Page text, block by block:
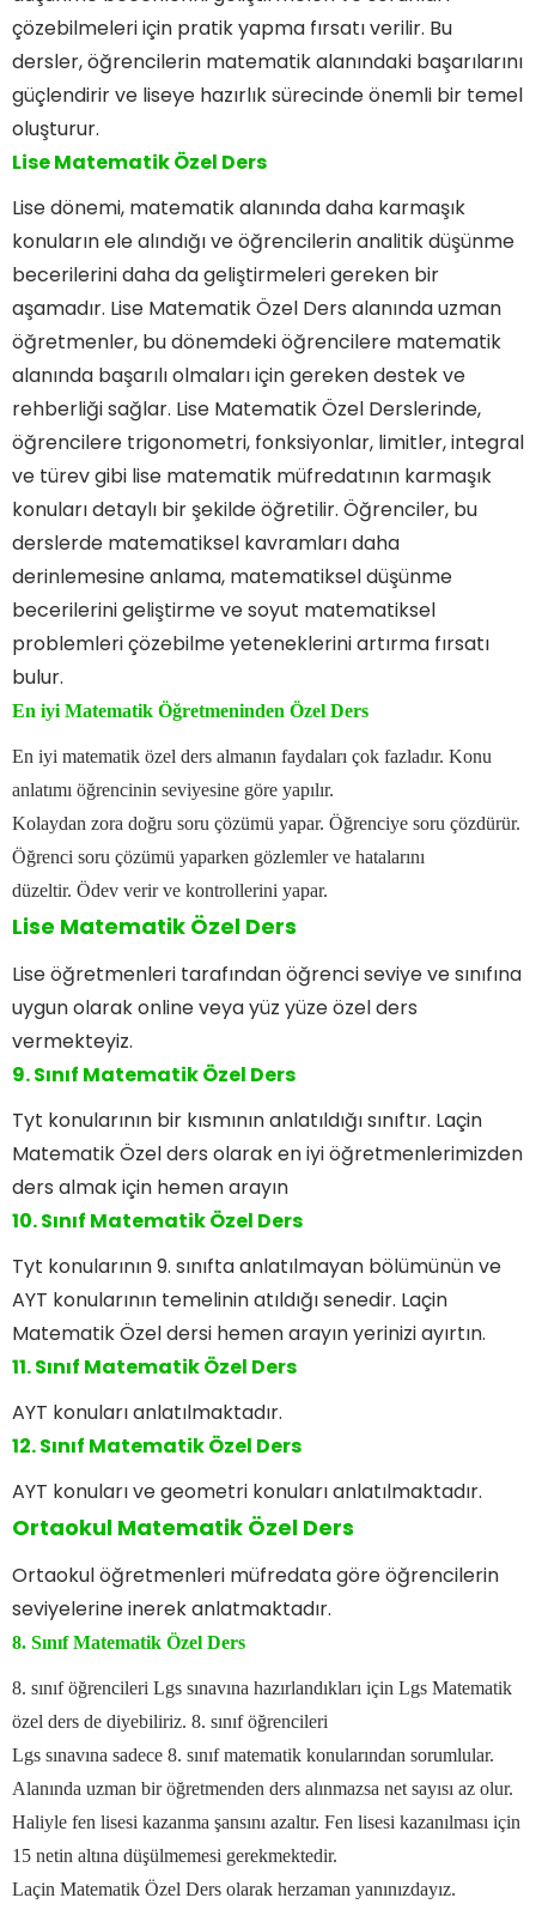
çözebilmeleri için pratik yapma fırsatı verilir. Bu
dersler, öğrencilerin matematik alanındaki başarılarını
güçlendirir ve liseye hazırlık sürecinde önemli bir temel
oluşturur.
Lise Matematik Özel Ders
Lise dönemi, matematik alanında daha karmaşık
konuların ele alındığı ve öğrencilerin analitik düşünme
becerilerini daha da geliştirmeleri gereken bir
aşamadır. Lise Matematik Özel Ders alanında uzman
öğretmenler, bu dönemdeki öğrencilere matematik
alanında başarılı olmaları için gereken destek ve
rehberliği sağlar. Lise Matematik Özel Derslerinde,
öğrencilere trigonometri, fonksiyonlar, limitler, integral
ve türev gibi lise matematik müfredatının karmaşık
konuları detaylı bir şekilde öğretilir. Öğrenciler, bu
derslerde matematiksel kavramları daha
derinlemesine anlama, matematiksel düşünme
becerilerini geliştirme ve soyut matematiksel
problemleri çözebilme yeteneklerini artırma fırsatı
bulur.
En iyi Matematik Öğretmeninden Özel Ders
En iyi matematik özel ders almanın faydaları çok fazladır. Konu
anlatımı öğrencinin seviyesine göre yapılır.
Kolaydan zora doğru soru çözümü yapar. Öğrenciye soru çözdürür.
Öğrenci soru çözümü yaparken gözlemler ve hatalarını
düzeltir. Ödev verir ve kontrollerini yapar.
Lise Matematik Özel Ders
Lise öğretmenleri tarafından öğrenci seviye ve sınıfına
uygun olarak online veya yüz yüze özel ders
vermekteyiz.
9. Sınıf Matematik Özel Ders
Tyt konularının bir kısmının anlatıldığı sınıftır. Laçin
Matematik Özel ders olarak en iyi öğretmenlerimizden
ders almak için hemen arayın
10. Sınıf Matematik Özel Ders
Tyt konularının 9. sınıfta anlatılmayan bölümünün ve
AYT konularının temelinin atıldığı senedir. Laçin
Matematik Özel dersi hemen arayın yerinizi ayırtın.
11. Sınıf Matematik Özel Ders
AYT konuları anlatılmaktadır.
12. Sınıf Matematik Özel Ders
AYT konuları ve geometri konuları anlatılmaktadır.
Ortaokul Matematik Özel Ders
Ortaokul öğretmenleri müfredata göre öğrencilerin
seviyelerine inerek anlatmaktadır.
8. Sınıf Matematik Özel Ders
8. sınıf öğrencileri Lgs sınavına hazırlandıkları için Lgs Matematik
özel ders de diyebiliriz. 8. sınıf öğrencileri
Lgs sınavına sadece 8. sınıf matematik konularından sorumlular.
Alanında uzman bir öğretmenden ders alınmazsa net sayısı az olur.
Haliyle fen lisesi kazanma şansını azaltır. Fen lisesi kazanılması için
15 netin altına düşülmemesi gerekmektedir.
Laçin Matematik Özel Ders olarak herzaman yanınızdayız.